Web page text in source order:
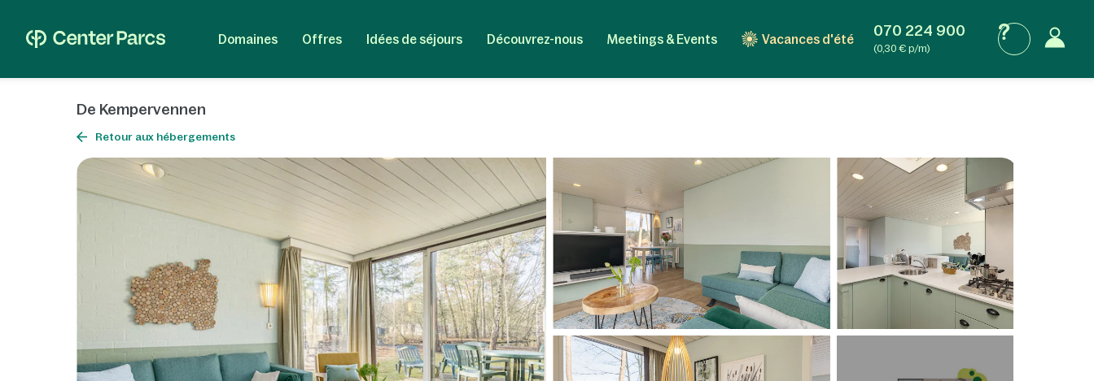
Domaines Offres Idées de séjours Découvrez-nous Meetings & Events Vacances d'été 070 224 900
(0,30 € p/m)
De Kempervennen
Retour aux hébergements